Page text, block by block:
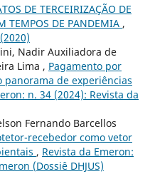
DE TERCEIRIZAÇÃO DE
TEMPOS DE PANDEMIA ,
Nadir Auxiliadora de
Lima , Pagamento por
de experiências
n. 34 (2024): Revista da
Fernando Barcellos
recebedor como vetor
, Revista da Emeron:
(Dossiê DHJUS)